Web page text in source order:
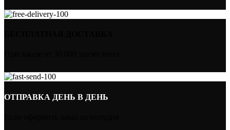
ОТПРАВКА ДЕНЬ В ДЕНЬ